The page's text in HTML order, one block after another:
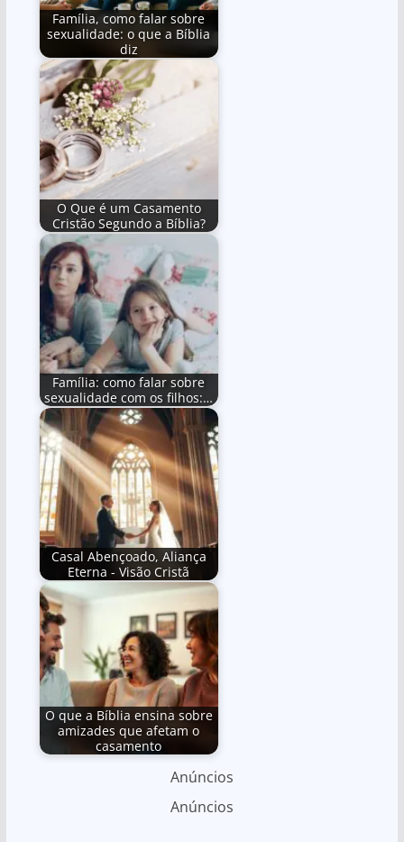
Família, como falar sobre
sexualidade: o que a Bíblia
diz
O Que é um Casamento
Cristão Segundo a Bíblia?
Família: como falar sobre
sexualidade com os filhos:…
Casal Abençoado, Aliança
Eterna - Visão Cristã
O que a Bíblia ensina sobre
amizades que afetam o
casamento
Anúncios
Anúncios